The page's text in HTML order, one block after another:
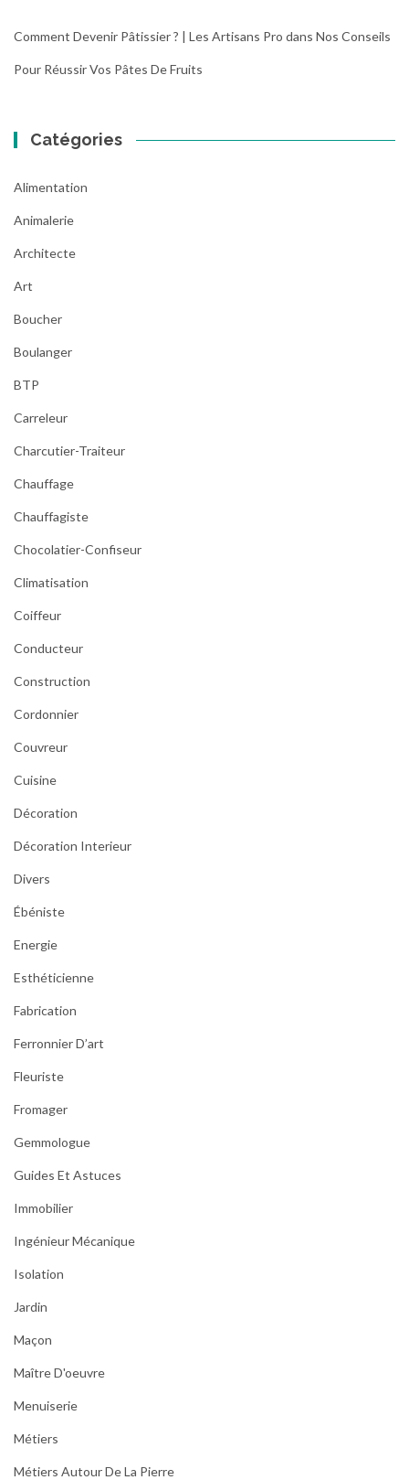
Comment Devenir Pâtissier ? | Les Artisans Pro dans Nos Conseils
Pour Réussir Vos Pâtes De Fruits
Catégories
Alimentation
Animalerie
Architecte
Art
Boucher
Boulanger
BTP
Carreleur
Charcutier-Traiteur
Chauffage
Chauffagiste
Chocolatier-Confiseur
Climatisation
Coiffeur
Conducteur
Construction
Cordonnier
Couvreur
Cuisine
Décoration
Décoration Interieur
Divers
Ébéniste
Energie
Esthéticienne
Fabrication
Ferronnier D’art
Fleuriste
Fromager
Gemmologue
Guides Et Astuces
Immobilier
Ingénieur Mécanique
Isolation
Jardin
Maçon
Maître D'oeuvre
Menuiserie
Métiers
Métiers Autour De La Pierre